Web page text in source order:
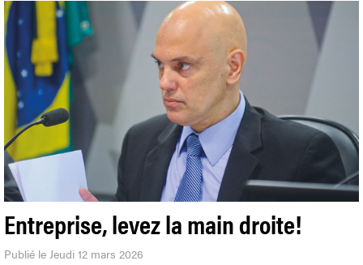
Entreprise, levez la main droite!
Publié le Jeudi 12 mars 2026